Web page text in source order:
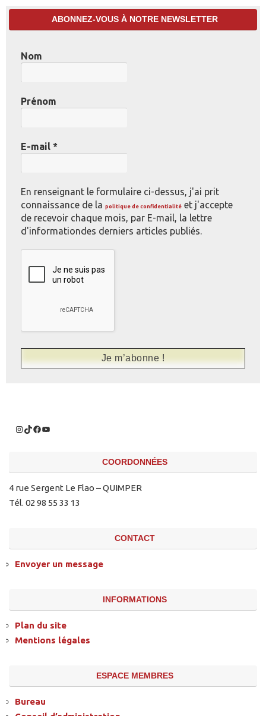
ABONNEZ-VOUS À NOTRE NEWSLETTER
Nom
Prénom
E-mail *
En renseignant le formulaire ci-dessus, j'ai prit
connaissance de la politique de confidentialité et j'accepte
de recevoir chaque mois, par E-mail, la lettre
d'informationdes derniers articles publiés.
COORDONNÉES
4 rue Sergent Le Flao – QUIMPER
Tél. 02 98 55 33 13
CONTACT
Envoyer un message
INFORMATIONS
Plan du site
Mentions légales
ESPACE MEMBRES
Bureau